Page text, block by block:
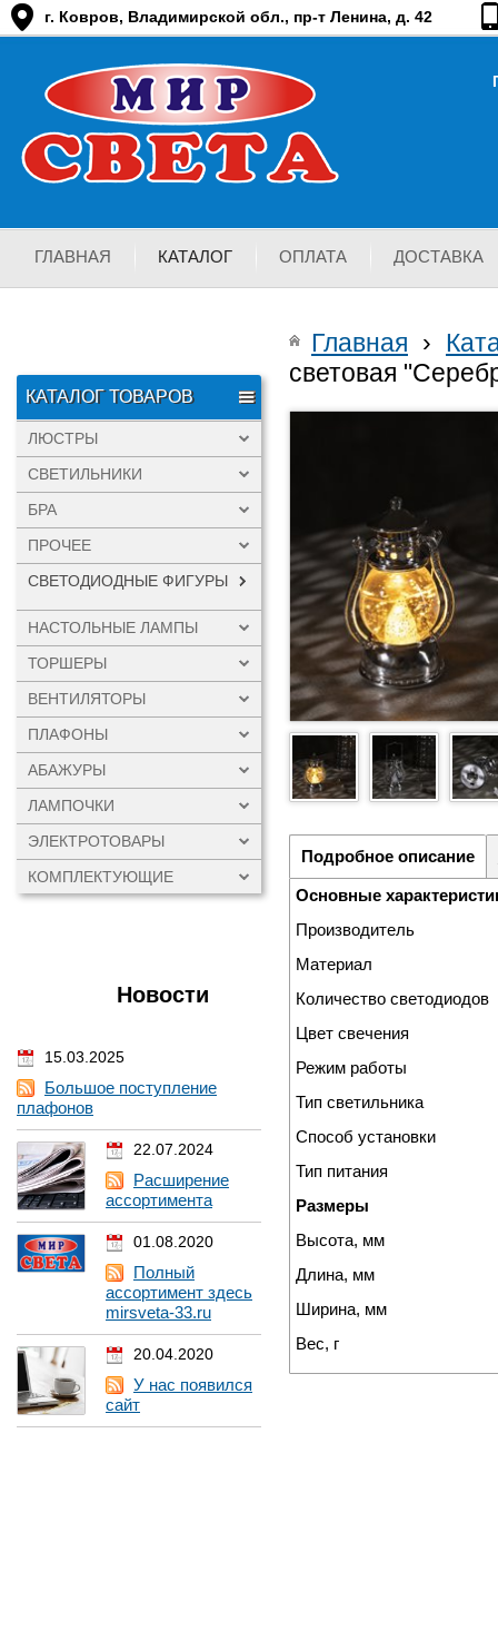
г. Ковров, Владимирской обл., пр-т Ленина, д. 42
ГЛАВНАЯ КАТАЛОГ ОПЛАТА ДОСТАВКА
КАТАЛОГ ТОВАРОВ
ЛЮСТРЫ
СВЕТИЛЬНИКИ
БРА
ПРОЧЕЕ
СВЕТОДИОДНЫЕ ФИГУРЫ
НАСТОЛЬНЫЕ ЛАМПЫ
ТОРШЕРЫ
ВЕНТИЛЯТОРЫ
ПЛАФОНЫ
АБАЖУРЫ
ЛАМПОЧКИ
ЭЛЕКТРОТОВАРЫ
КОМПЛЕКТУЮЩИЕ
Новости
15.03.2025
Большое поступление
плафонов
22.07.2024
Расширение
ассортимента
01.08.2020
Полный
ассортимент здесь
mirsveta-33.ru
20.04.2020
У нас появился
сайт
Главная ›
световая
Подробное описание
Основные
Производитель
Материал
Количество светодиодов
Цвет свечения
Режим работы
Тип светильника
Способ установки
Тип питания
Размеры
Высота, мм
Длина, мм
Ширина, мм
Вес, г